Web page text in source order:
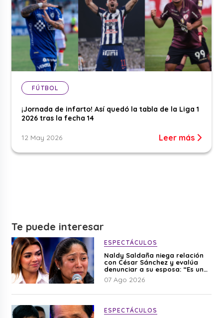
FÚTBOL
¡Jornada de infarto! Así quedó la tabla de la Liga 1
2026 tras la fecha 14
12 May 2026 Leer más
Te puede interesar
ESPECTÁCULOS
Naldy Saldaña niega relación
con César Sánchez y evalúa
denunciar a su esposa: “Es una
difamación”
07 Ago 2026
ESPECTÁCULOS